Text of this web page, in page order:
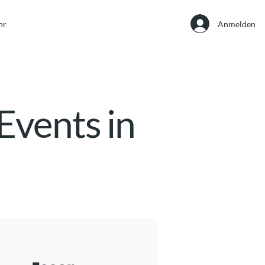
Anmelden
in